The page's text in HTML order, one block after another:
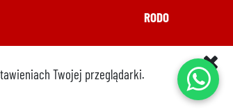
RODO
Twojej przeglądarki.
692 024 827